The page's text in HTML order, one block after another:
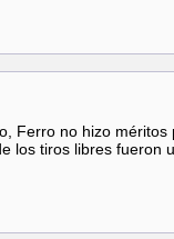
Ferro no hizo méritos
los tiros libres fueron